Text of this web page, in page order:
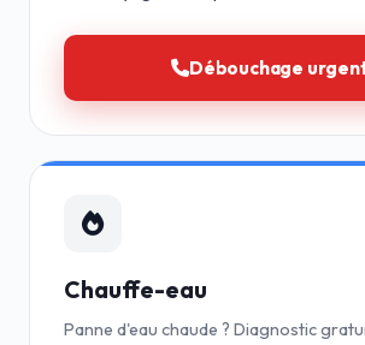
Débouchage
Chauffe-eau
Panne d'eau chaude ? Diagnostic